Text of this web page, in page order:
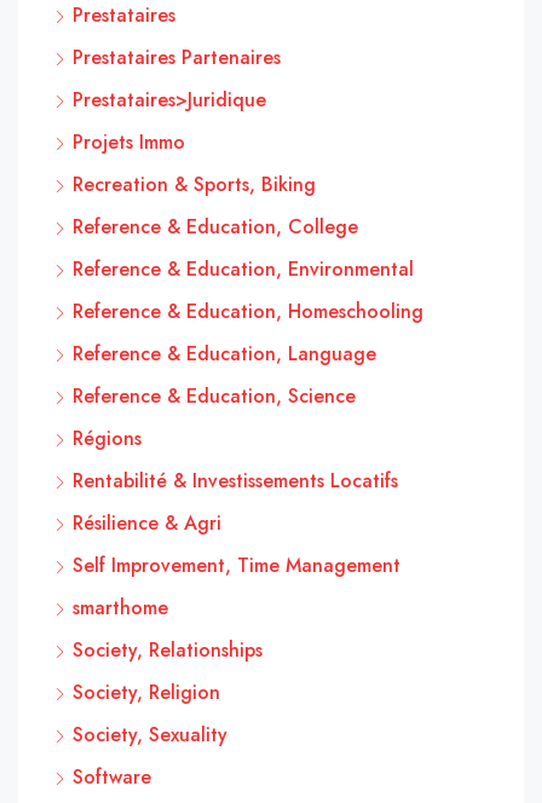
Prestataires
Prestataires Partenaires
Prestataires>Juridique
Projets Immo
Recreation & Sports, Biking
Reference & Education, College
Reference & Education, Environmental
Reference & Education, Homeschooling
Reference & Education, Language
Reference & Education, Science
Régions
Rentabilité & Investissements Locatifs
Résilience & Agri
Self Improvement, Time Management
smarthome
Society, Relationships
Society, Religion
Society, Sexuality
Software